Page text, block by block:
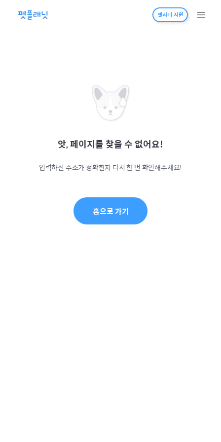
펫시터 지원
앗, 페이지를 찾을 수 없어요!
입력하신 주소가 정확한지 다시 한 번 확인해주세요!
홈으로 가기